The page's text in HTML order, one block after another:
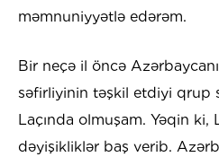
məmnuniyyətlə edərəm.
Bir neçə il öncə
səfirliyinin təşkil etdiyi qrup
Laçında olmuşam. Yəqin ki,
dəyişikliklər baş verib.